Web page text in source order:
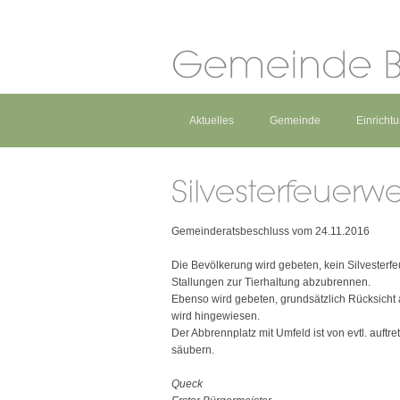
Aktuelles Gemeinde
Gemeinderatsbeschluss vom 24.11.2016
Die Bevölkerung wird gebeten, kein
Stallungen zur Tierhaltung abzubrennen.
Ebenso wird gebeten, grundsätzlich
wird hingewiesen.
Der Abbrennplatz mit Umfeld ist von evtl.
säubern.
Queck